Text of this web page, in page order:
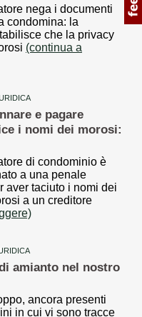
nega i documenti
condomina: la
che la privacy
(continua a
e pagare
i nomi dei morosi:
di condominio è
a una penale
aver taciuto i nomi dei
a un creditore
amianto nel nostro
ancora presenti
in cui vi sono tracce